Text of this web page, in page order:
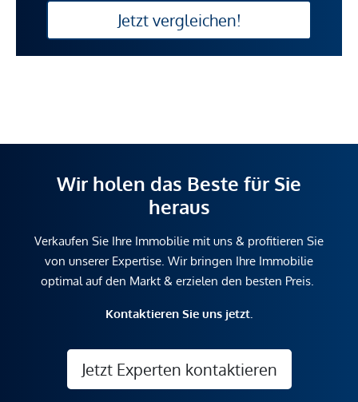
Jetzt vergleichen!
Wir holen das Beste für Sie
heraus
Verkaufen Sie Ihre Immobilie mit uns & profitieren Sie
von unserer Expertise. Wir bringen Ihre Immobilie
optimal auf den Markt & erzielen den besten Preis.
Kontaktieren Sie uns jetzt.
Jetzt Experten kontaktieren